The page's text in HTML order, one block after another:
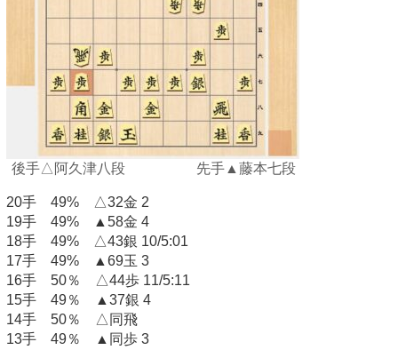
後手△阿久津八段 先手▲藤本七段
20手 49% △32金 2
19手 49% ▲58金 4
18手 49% △43銀 10/5:01
17手 49% ▲69玉 3
16手 50％ △44歩 11/5:11
15手 49％ ▲37銀 4
14手 50％ △同飛
13手 49％ ▲同歩 3